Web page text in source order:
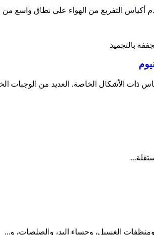
أكياس التفريغ من الهواء على نطاق واسع
ذات الأشكال الخاصة. العديد من الوجبات
الغسيل، وحساء اليد، والصلصات، و...